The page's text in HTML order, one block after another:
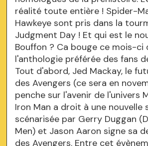
réalité toute entière ! Spider-
Hawkeye sont pris dans la
Judgment Day ! Et qui est le
Bouffon ? Ca bouge ce mois-ci
l'anthologie préférée des fans
Tout d'abord, Jed Mackay, le
des Avengers (ce sera en
penche sur l'avenir de l'univers
Iron Man a droit à une nouvelle
scénarisée par Gerry Duggan
Men) et Jason Aaron signe sa
des Avengers. Entre cet